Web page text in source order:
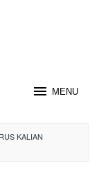
MENU
KALIAN